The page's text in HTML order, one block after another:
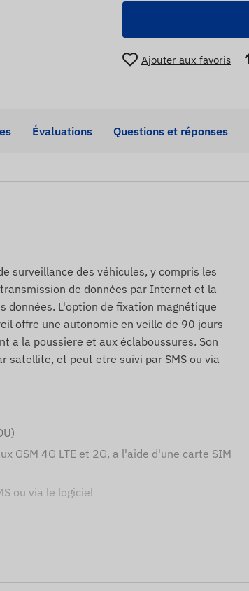
Ajouter aux favoris
Évaluations Questions et réponses
surveillance des véhicules, y compris les
de données par Internet et la
L'option de fixation magnétique
offre une autonomie en veille de 90 jours
a la poussiere et aux éclaboussures. Son
satellite, et peut etre suivi par SMS ou via
GSM 4G LTE et 2G, a l'aide d'une carte SIM
ou via le logiciel